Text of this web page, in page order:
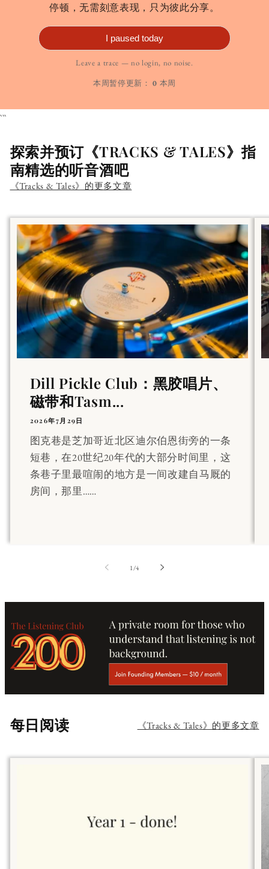
停顿，无需刻意表现，只为彼此分享。
I paused today
Leave a trace — no login, no noise.
本周暂停更新： 0 本周
```
探索并预订《TRACKS & TALES》指
南精选的听音酒吧
《Tracks & Tales》的更多文章
Dill Pickle Club：黑胶唱片、
磁带和Tasm...
2026年7月29日
图克巷是芝加哥近北区迪尔伯恩街旁的一条
短巷，在20世纪20年代的大部分时间里，这
条巷子里最喧闹的地方是一间改建自马厩的
房间，那里……
1 /第
4
每日阅读 《Tracks & Tales》的更多文章